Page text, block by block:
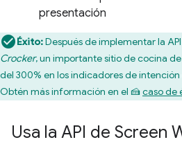
presentación
Éxito:Después de implementar la
Crocker, un importante sitio de cocina
del 300% en los indicadores de
Obtén más información en el 🍰caso de
Usa la API de Screen